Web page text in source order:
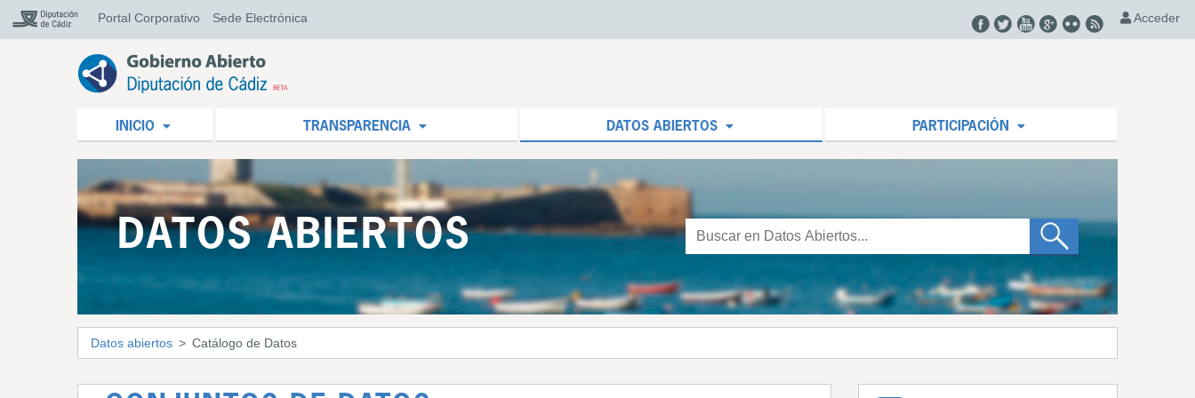
Portal Corporativo Sede Electrónica Acceder
INICIO TRANSPARENCIA DATOS ABIERTOS PARTICIPACIÓN
DATOS ABIERTOS
Datos abiertos Catálogo de Datos